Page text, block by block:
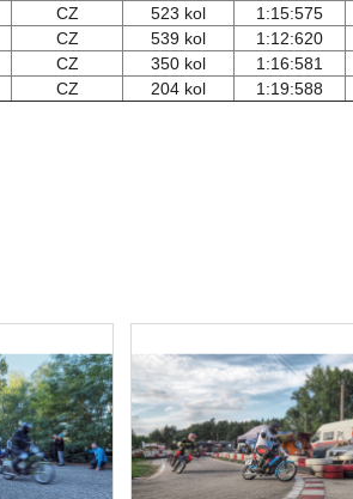
CZ 523 kol 1:15:575
CZ 539 kol 1:12:620
CZ 350 kol 1:16:581
CZ 204 kol 1:19:588